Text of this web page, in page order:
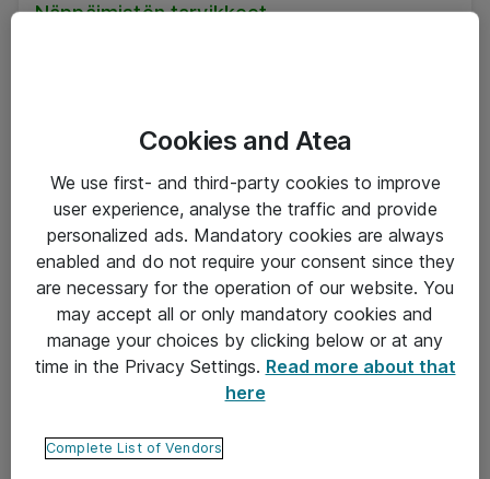
Näppäimistön tarvikkeet
Hinnat eivät sisällä arvonlisäveroa
eShop Info
Takuu- ja huolto-ohjeet
Yleiset toimitusehdot
Yhteystiedot
Cookies and Atea
We use first- and third-party cookies to improve
user experience, analyse the traffic and provide
personalized ads. Mandatory cookies are always
enabled and do not require your consent since they
are necessary for the operation of our website. You
may accept all or only mandatory cookies and
manage your choices by clicking below or at any
time in the Privacy Settings. Read more about that
here
Complete List of Vendors